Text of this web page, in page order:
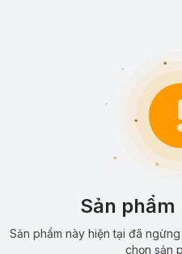
Sản
Sản phẩm này hiện tại đã
chọn sản